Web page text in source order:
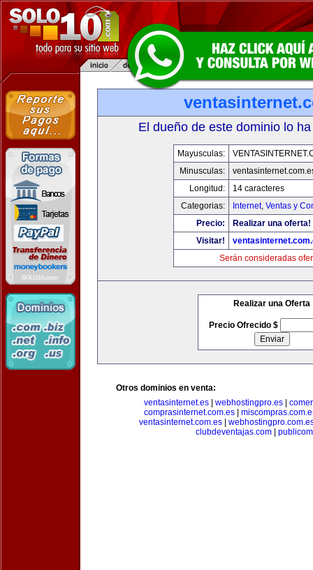
El dueño de este dominio lo
Mayusculas:
Minusculas:
Longitud:
14 caracteres
Categorias:
Internet, Ventas y
Precio:
Realizar una oferta!
Visitar!
Serán consideradas
Realizar una Oferta
Precio Ofrecido $
Otros dominios en venta:
ventasinternet.es
webhostingpro.es
comprasinternet.com.es|
ventasinternet.com.es|
clubdeventajas.com